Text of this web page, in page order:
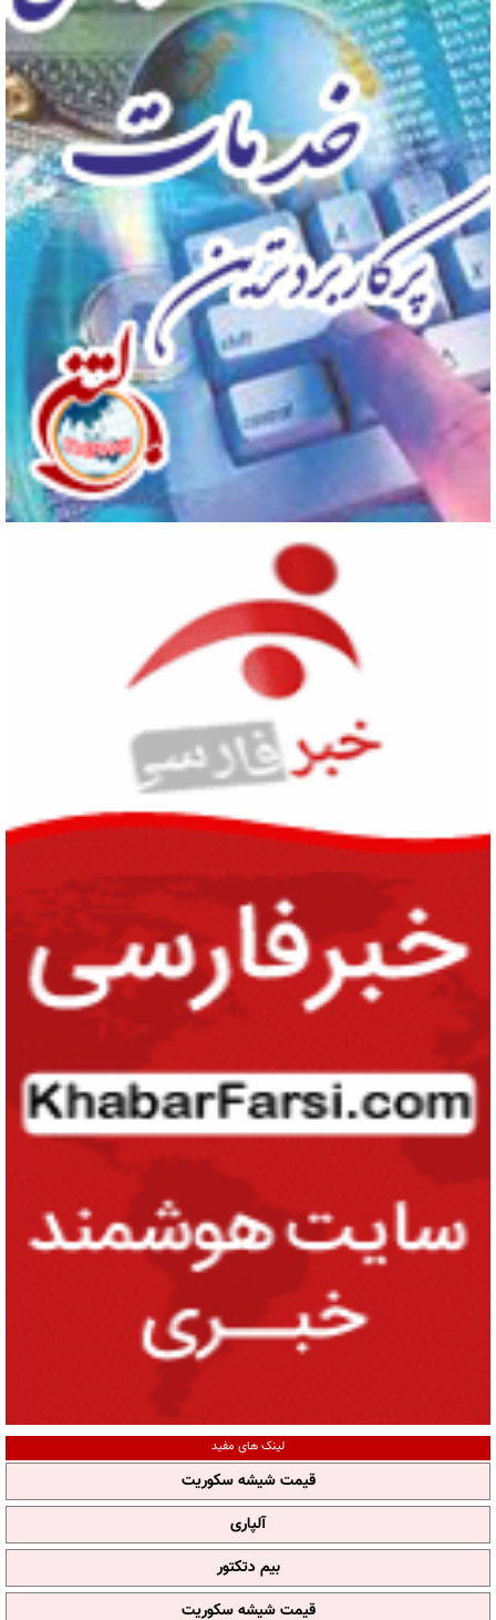
لینک های مفید
قیمت شیشه سکوریت
آلپاری
بیم دتکتور
قیمت شیشه سکوریت